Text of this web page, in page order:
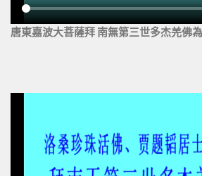
唐東嘉波大菩薩拜 南無第三世多杰羌佛